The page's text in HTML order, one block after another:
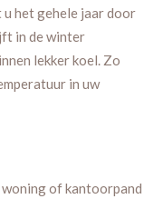
het gehele jaar door
in de winter
lekker koel. Zo
in uw
of kantoorpand